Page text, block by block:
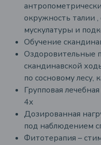
окружность талии
мускулатуры и
Обучение
Оздоровительные
скандинавской
по сосновому
Групповая
4x
Дозированная
под наблюдением
Фитотерапия –